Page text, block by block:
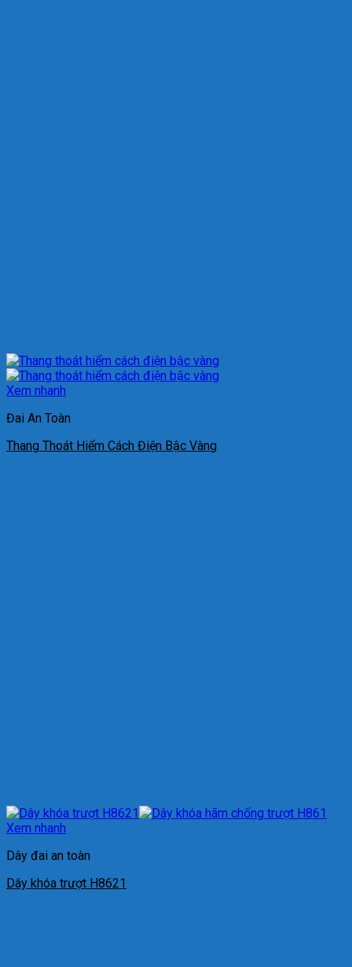
Xem nhanh
Đai An Toàn
Thang Thoát Hiểm Cách Điện Bậc Vàng
Xem nhanh
Dây đai an toàn
Dây khóa trượt H8621